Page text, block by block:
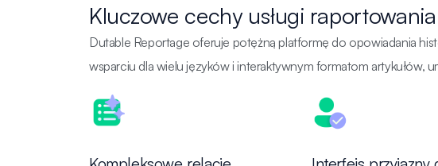
Kluczowe cechy usługi
Dutable Reportage oferuje potężną platformę do opowiadania
wsparciu dla wielu języków i interaktywnym formatom artykułów,